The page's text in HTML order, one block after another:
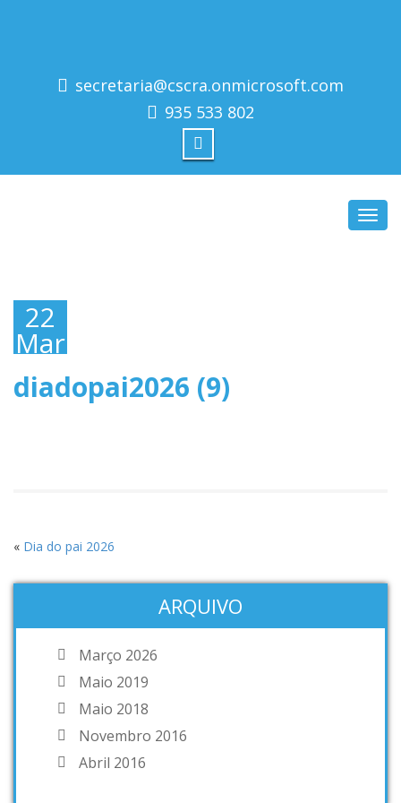
secretaria@cscra.onmicrosoft.com
935 533 802
22
Março,
2026
diadopai2026 (9)
« Dia do pai 2026
ARQUIVO
Março 2026
Maio 2019
Maio 2018
Novembro 2016
Abril 2016